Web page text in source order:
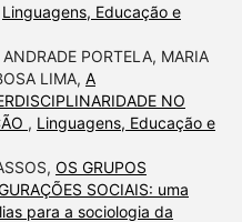
Linguagens, Educação e
PORTELA, MARIA
LIMA, A
NO
, Linguagens, Educação e
OS GRUPOS
SOCIAIS: uma
para a sociologia da